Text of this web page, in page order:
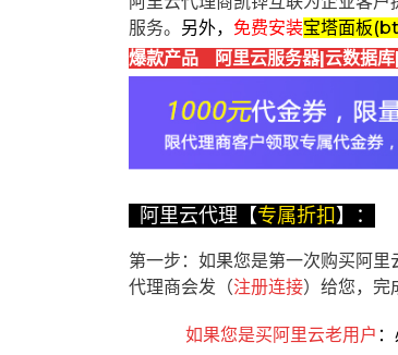
服务。 另外， 免费安装宝塔面板
爆款产品 阿里云服务器|云数据
阿里云代理【专属折扣】：
第一步：如果您是第一次购买阿里
代理商会发（注册连接）给您，完
如果您是买阿里云老用户 ：